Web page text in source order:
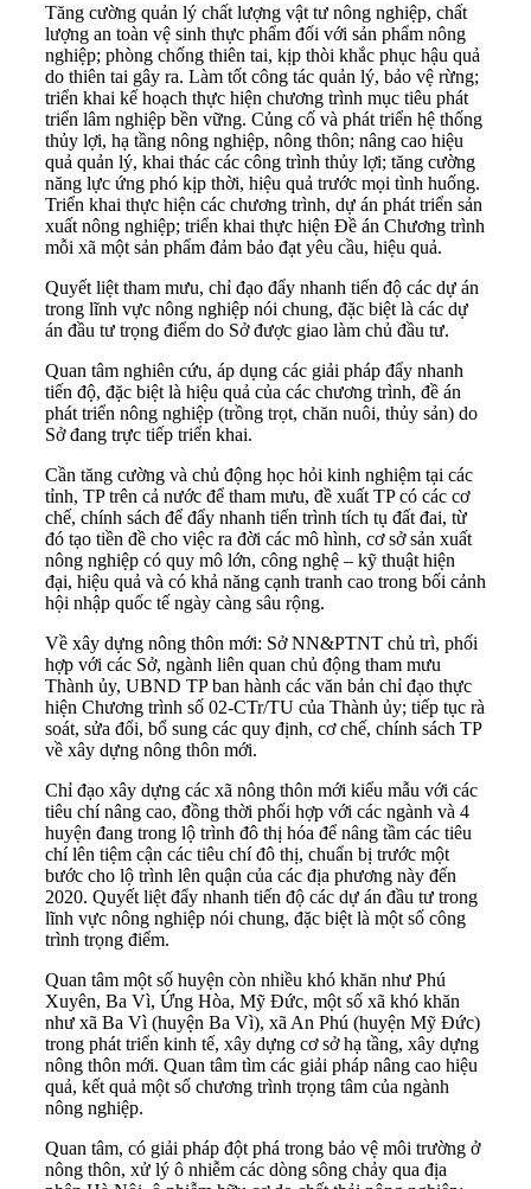
Tăng cường quản lý chất lượng vật tư nông nghiệp, chất
lượng an toàn vệ sinh thực phẩm đối với sản phẩm nông
nghiệp; phòng chống thiên tai, kịp thòi khắc phục hậu quả
do thiên tai gây ra. Làm tốt công tác quản lý, bảo vệ rừng;
triển khai kế hoạch thực hiện chương trình mục tiêu phát
triển lâm nghiệp bền vững. Củng cố và phát triển hệ thống
thủy lợi, hạ tầng nông nghiệp, nông thôn; nâng cao hiệu
quả quản lý, khai thác các công trình thủy lợi; tăng cường
năng lực ứng phó kịp thời, hiệu quả trước mọi tình huống.
Triển khai thực hiện các chương trình, dự án phát triển sản
xuất nông nghiệp; triển khai thực hiện Đề án Chương trình
mỗi xã một sản phẩm đảm bảo đạt yêu cầu, hiệu quả.
Quyết liệt tham mưu, chỉ đạo đẩy nhanh tiến độ các dự án
trong lĩnh vực nông nghiệp nói chung, đặc biệt là các dự
án đầu tư trọng điểm do Sở được giao làm chủ đầu tư.
Quan tâm nghiên cứu, áp dụng các giải pháp đẩy nhanh
tiến độ, đặc biệt là hiệu quả của các chương trình, đề án
phát triển nông nghiệp (trồng trọt, chăn nuôi, thủy sản) do
Sở đang trực tiếp triển khai.
Cần tăng cường và chủ động học hỏi kinh nghiệm tại các
tỉnh, TP trên cả nước để tham mưu, đề xuất TP có các cơ
chế, chính sách để đẩy nhanh tiến trình tích tụ đất đai, từ
đó tạo tiền đề cho việc ra đời các mô hình, cơ sở sản xuất
nông nghiệp có quy mô lớn, công nghệ – kỹ thuật hiện
đại, hiệu quả và có khả năng cạnh tranh cao trong bối cảnh
hội nhập quốc tế ngày càng sâu rộng.
Về xây dựng nông thôn mới: Sở NN&PTNT chủ trì, phối
hợp với các Sở, ngành liên quan chủ động tham mưu
Thành ủy, UBND TP ban hành các văn bản chỉ đạo thực
hiện Chương trình số 02-CTr/TU của Thành ủy; tiếp tục rà
soát, sửa đổi, bổ sung các quy định, cơ chế, chính sách TP
về xây dựng nông thôn mới.
Chỉ đạo xây dựng các xã nông thôn mới kiểu mẫu với các
tiêu chí nâng cao, đồng thời phối hợp với các ngành và 4
huyện đang trong lộ trình đô thị hóa để nâng tầm các tiêu
chí lên tiệm cận các tiêu chí đô thị, chuẩn bị trước một
bước cho lộ trình lên quận của các địa phương này đến
2020. Quyết liệt đẩy nhanh tiến độ các dự án đầu tư trong
lĩnh vực nông nghiệp nói chung, đặc biệt là một số công
trình trọng điểm.
Quan tâm một số huyện còn nhiều khó khăn như Phú
Xuyên, Ba Vì, Ứng Hòa, Mỹ Đức, một số xã khó khăn
như xã Ba Vì (huyện Ba Vì), xã An Phú (huyện Mỹ Đức)
trong phát triển kinh tế, xây dựng cơ sở hạ tầng, xây dựng
nông thôn mới. Quan tâm tìm các giải pháp nâng cao hiệu
quả, kết quả một số chương trình trọng tâm của ngành
nông nghiệp.
Quan tâm, có giải pháp đột phá trong bảo vệ môi trường ở
nông thôn, xử lý ô nhiễm các dòng sông chảy qua địa